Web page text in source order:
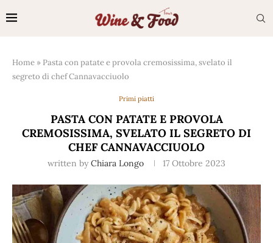
Home » Pasta con patate e provola cremosissima, svelato il
segreto di chef Cannavacciuolo
Primi piatti
PASTA CON PATATE E PROVOLA
CREMOSISSIMA, SVELATO IL SEGRETO DI
CHEF CANNAVACCIUOLO
written by Chiara Longo 17 Ottobre 2023